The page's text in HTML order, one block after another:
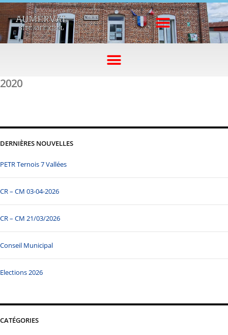
2020
DERNIÈRES NOUVELLES
PETR Ternois 7 Vallées
CR – CM 03-04-2026
CR – CM 21/03/2026
Conseil Municipal
Elections 2026
CATÉGORIES